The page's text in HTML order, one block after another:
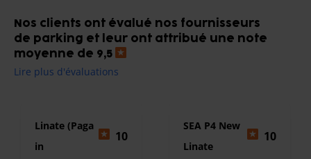
Nos clients ont évalué nos fournisseurs
de parking et leur ont attribué une note
moyenne de 9,5
Lire plus d'évaluations
Linate (Paga
in
10
SEA P4 New
Linate
10